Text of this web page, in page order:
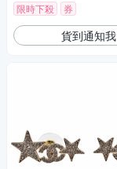
限時下殺
券
貨到通知我